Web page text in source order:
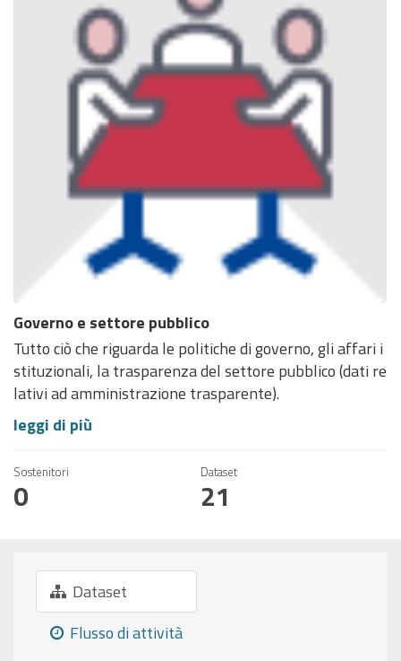
Governo e settore pubblico
Tutto ciò che riguarda le politiche di governo, gli affari i
stituzionali, la trasparenza del settore pubblico (dati re
lativi ad amministrazione trasparente).
leggi di più
Sostenitori
0
Dataset
21
Dataset
Flusso di attività